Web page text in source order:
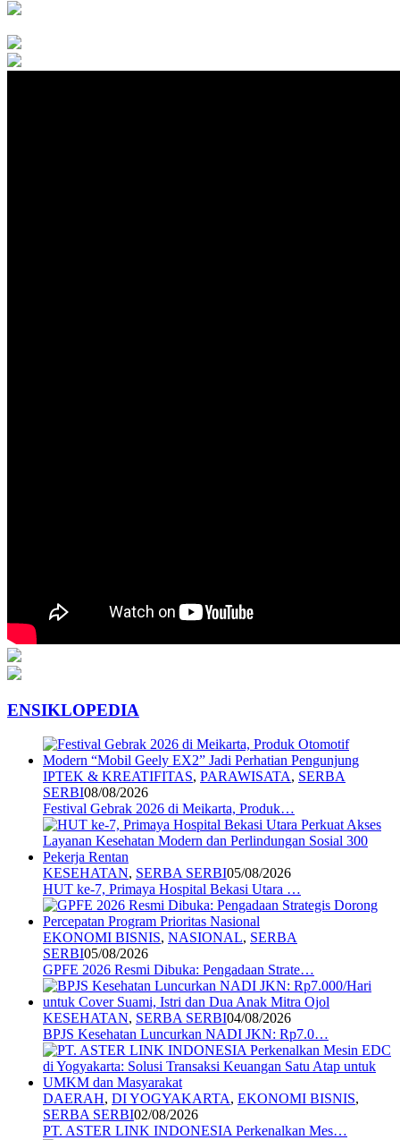
ENSIKLOPEDIA
IPTEK & KREATIFITAS, PARAWISATA, SERBA
SERBI08/08/2026
Festival Gebrak 2026 di Meikarta, Produk…
KESEHATAN, SERBA SERBI05/08/2026
HUT ke-7, Primaya Hospital Bekasi Utara …
EKONOMI BISNIS, NASIONAL, SERBA
SERBI05/08/2026
GPFE 2026 Resmi Dibuka: Pengadaan Strate…
KESEHATAN, SERBA SERBI04/08/2026
BPJS Kesehatan Luncurkan NADI JKN: Rp7.0…
DAERAH, DI YOGYAKARTA, EKONOMI BISNIS,
SERBA SERBI02/08/2026
PT. ASTER LINK INDONESIA Perkenalkan Mes…